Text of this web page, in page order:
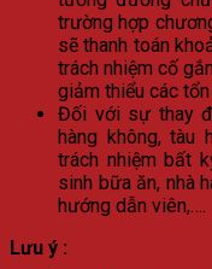
trường hợp
sẽ thanh toán
trách nhiệm cố
giảm thiểu các
Đối với sự thay
hàng không, tàu
trách nhiệm bất
sinh bữa ăn, nhà
hướng dẫn viên,….
Lưu ý :